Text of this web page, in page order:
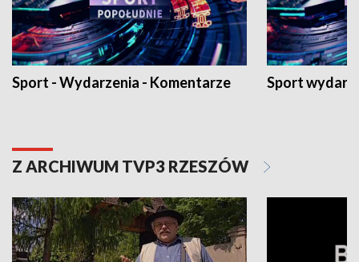
Sport - Wydarzenia - Komentarze Sport
Z ARCHIWUM TVP3 RZESZÓW